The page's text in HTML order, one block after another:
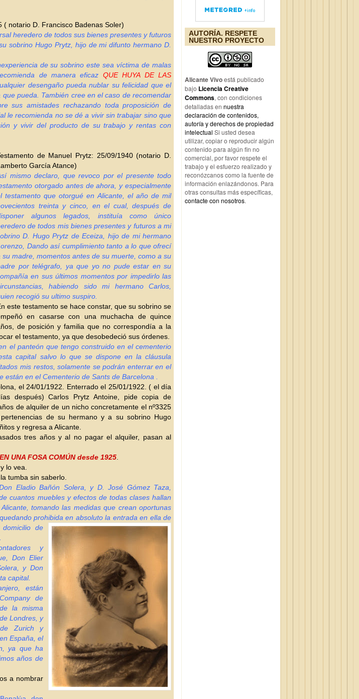
notario D. Francisco Badenas Soler)
heredero de todos sus bienes presentes y futuros
sobrino Hugo Prytz, hijo de mi difunto hermano D.
de su sobrino este sea víctima de malas
de manera eficaz QUE HUYA DE LAS
desengaño pueda nublar su felicidad que el
pueda. También cree en el caso de recomendar
sus amistades rechazando toda proposición de
le recomienda no se dé a vivir sin trabajar sino que
y vivir del producto de su trabajo y rentas con
de Manuel Prytz: 25/09/1940 (notario D.
García Atance)
mismo declaro, que revoco por el presente todo
otorgado antes de ahora, y especialmente
testamento que otorgué en Alicante, el año de mil
treinta y cinco, en el cual, después de
algunos legados, instituía como único
de todos mis bienes presentes y futuros a mi
D. Hugo Prytz de Eceiza, hijo de mi hermano
Dando así cumplimiento tanto a lo que ofrecí
su madre, momentos antes de su muerte, como a su
por telégrafo, ya que yo no pude estar en su
en sus últimos momentos por impedirlo las
habiendo sido mi hermano Carlos,
recogió su ultimo suspiro.
este testamento se hace constar, que su sobrino se
en casarse con una muchacha de quince
de posición y familia que no correspondía a la
el testamento, ya que desobedeció sus órdenes.
el panteón que tengo construido en el cementerio
capital salvo lo que se dispone en la cláusula
mis restos, solamente se podrán enterrar en el
en el Cementerio de Sants de Barcelona .
el 24/01/1922. Enterrado el 25/01/1922. ( el día
después) Carlos Prytz Antoine, pide copia de
de alquiler de un nicho concretamente el nº3325
de su hermano y a su sobrino Hugo
y regresa a Alicante.
tres años y al no pagar el alquiler, pasan al
UNA FOSA COMÚN desde 1925
lo vea.
tumba sin saberlo.
Eladio Bañón Solera, y D. José Gómez Taza,
cuantos muebles y efectos de todas clases hallan
tomando las medidas que crean oportunas
prohibida en absoluto la entrada en ella de
de
y
Don Elier
y Don
capital.
están
de
la misma
Londres, y
Zurich y
España, el
ya que ha
años de
a nombrar
AUTORÍA. RESPETE
NUESTRO PROYECTO
Alicante Vivoestá publicado
bajo Licencia Creative
Commons, con condiciones
detalladas en nuestra
declaración de contenidos,
autoría y derechos de propiedad
intelectual Si usted desea
utilizar, copiar o reproducir algún
contenido para algún fin no
comercial, por favor respete el
trabajo y el esfuerzo realizado y
reconózcanos como la fuente de
información enlazándonos. Para
otras consultas más específicas,
contacte con nosotros.